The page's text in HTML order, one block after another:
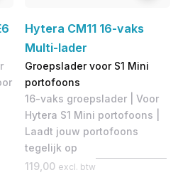
Hytera CM11 16-vaks
Multi-lader
Groepslader voor S1 Mini
portofoons
16-vaks groepslader | Voor
Hytera S1 Mini portofoons |
Laadt jouw portofoons
tegelijk op
119,00 excl. btw